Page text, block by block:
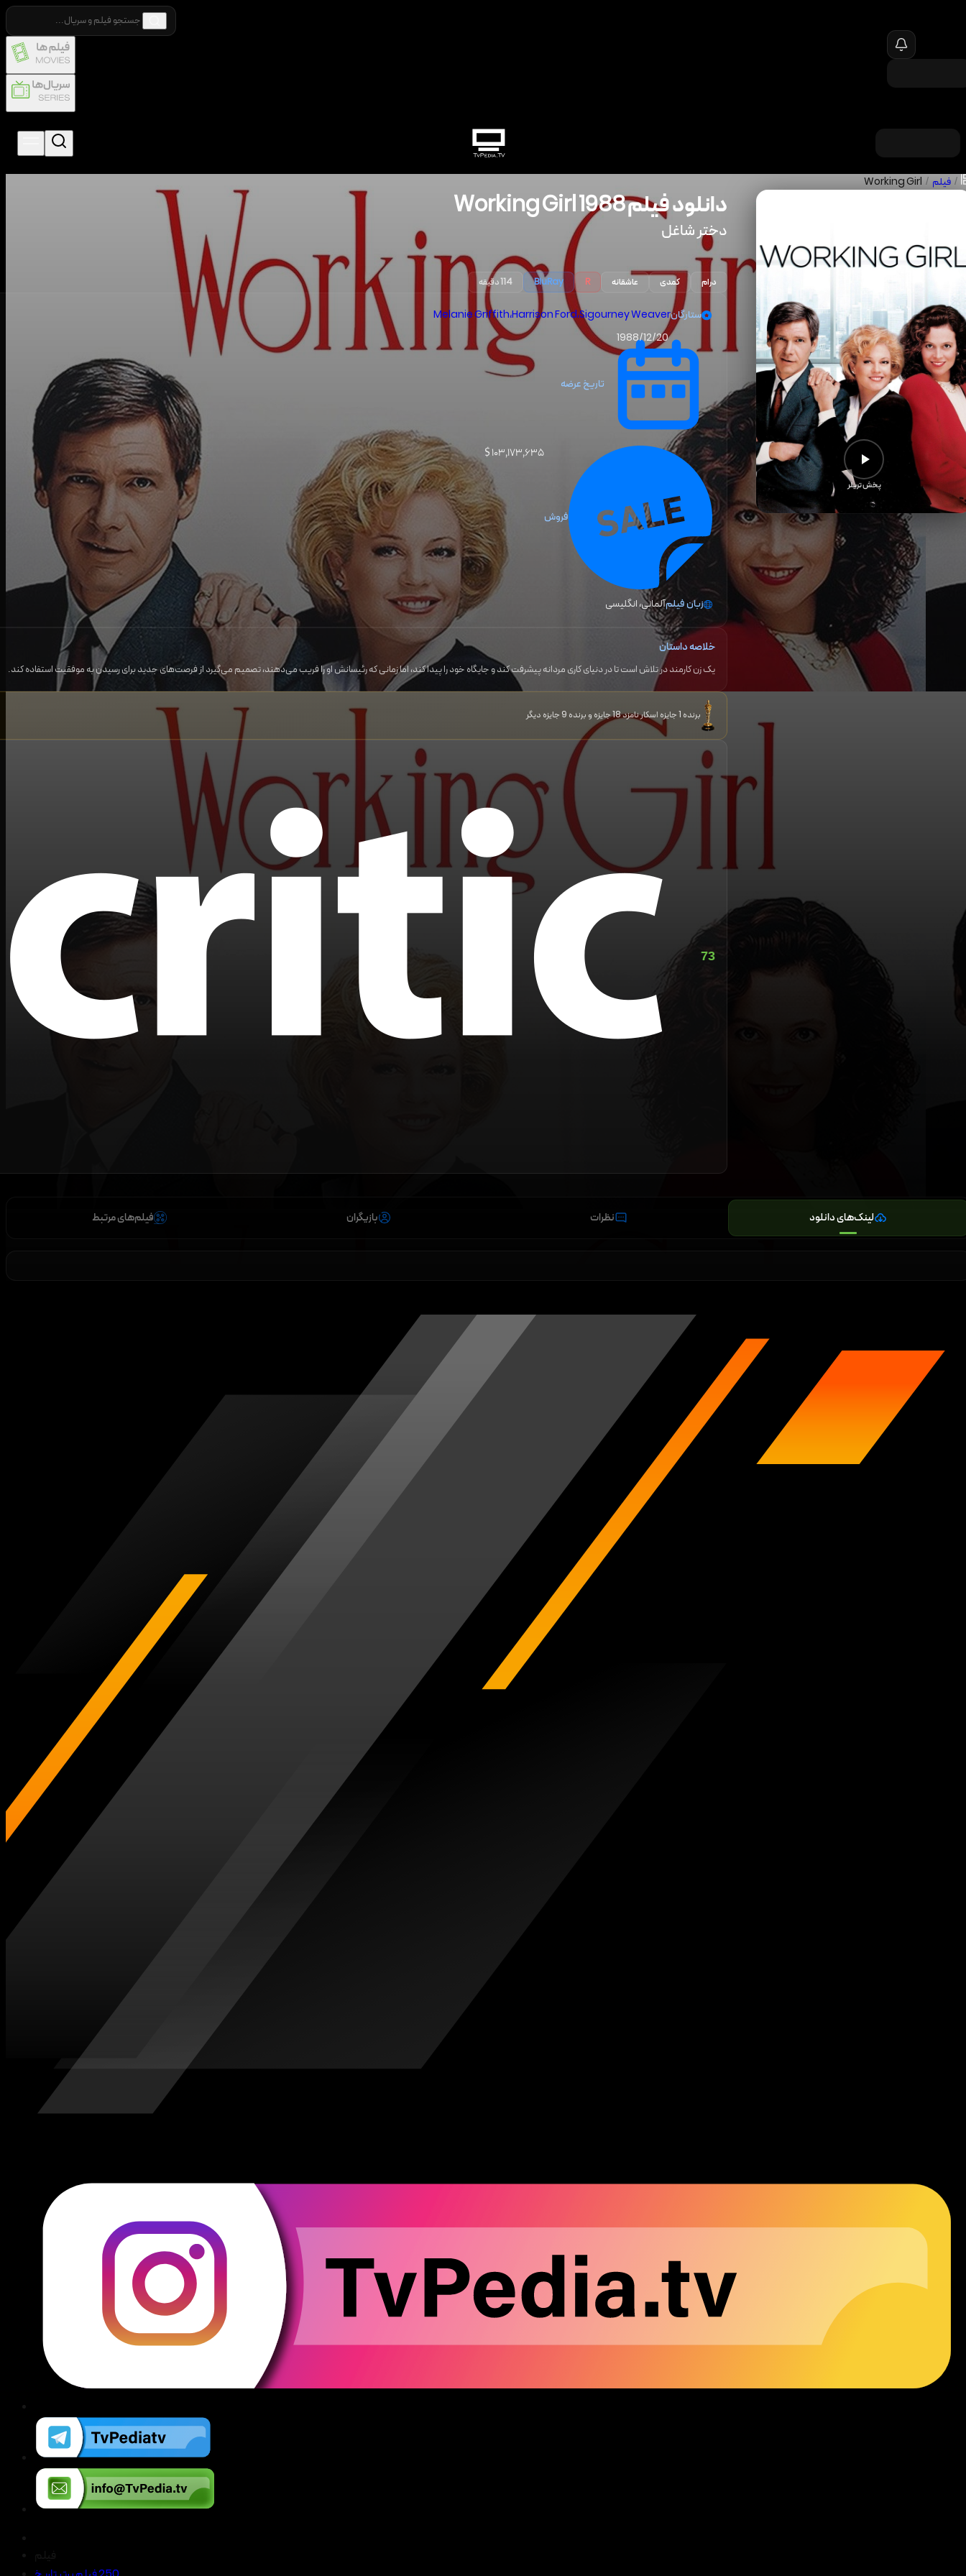
/ فیلم /
Working Girl
دانلود فیلم1988
Working Girl
دختر شاغل
پخش تریلر
درام کمدی عاشقانه R
BluRay 114 دقیقه
ستارگان Melanie Griffith،Harrison Ford،Sigourney Weaver
تاریخ عرضه
1988/12/20
فروش
۱۰۳٬۱۷۳٬۶۳۵ $
زبان فیلمآلمانی، انگلیسی
خلاصه داستان
یک زن کارمند در تلاش است تا در دنیای کاری مردانه پیشرفت کند و جایگاه خود را پیدا کند، اما زمانی که رئیسانش او را فریب می‌دهند، تصمیم می‌گیرد از فرصت‌های جدید برای رسیدن به موفقیت استفاده کند.
برنده 1 جایزه اسکار نامزد 18 جایزه و برنده 9 جایزه دیگر
73
لینک‌های دانلود نظرات بازیگران فیلم‌های مرتبط